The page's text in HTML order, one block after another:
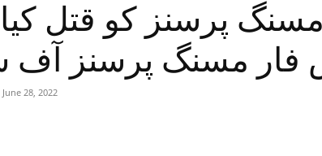
پرسنز کو قتل
فار مسنگ پرسنز آف
June 28, 2022